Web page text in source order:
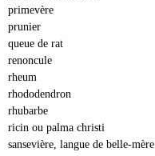
primevère
prunier
queue de rat
renoncule
rheum
rhododendron
rhubarbe
ricin ou palma christi
sansevière, langue de belle-mère